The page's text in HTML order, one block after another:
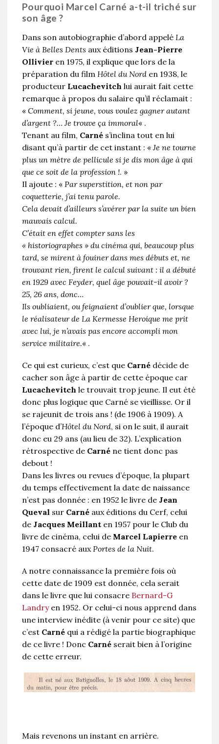
Pourquoi Marcel Carné a-t-il triché sur
son âge ?
Dans son autobiographie d’abord appelé La
Vie à Belles Dents aux éditions Jean-Pierre
Ollivier en 1975, il explique que lors de la
préparation du film Hôtel du Nord en 1938, le
producteur Lucachevitch lui aurait fait cette
remarque à propos du salaire qu’il réclamait :
« Comment, si jeune, vous voulez gagner autant
d’argent ?… Je trouve ça immoral« .
Tenant au film, Carné s’inclina tout en lui
disant qu’à partir de cet instant : « Je ne tourne
plus un mètre de pellicule si je dis mon âge à qui
que ce soit de la profession !. »
Il ajoute : « Par superstition, et non par
coquetterie, j’ai tenu parole.
Cela devait d’ailleurs s’avérer par la suite un bien
mauvais calcul.
C’était en effet compter sans les
« historiographes » du cinéma qui, beaucoup plus
tard, se mirent à fouiner dans mes débuts et, ne
trouvant rien, firent le calcul suivant : il a débuté
en 1929 avec Feyder, quel âge pouvait-il avoir ?
25, 26 ans, donc…
Ils oubliaient, ou feignaient d’oublier que, lorsque
le réalisateur de La Kermesse Heroique me prit
avec lui, je n’avais pas encore accompli mon
service militaire.« .
Ce qui est curieux, c’est que Carné décide de
cacher son âge à partir de cette époque car
Lucachevitch le trouvait trop jeune. Il eut été
donc plus logique que Carné se vieillisse. Or il
se rajeunit de trois ans ! (de 1906 à 1909). A
l’époque d’Hôtel du Nord, si on le suit, il aurait
donc eu 29 ans (au lieu de 32). L’explication
rétrospective de Carné ne tient donc pas
debout !
Dans les livres ou revues d’époque, la plupart
du temps effectivement la date de naissance
n’est pas donnée : en 1952 le livre de Jean
Queval sur Carné aux éditions du Cerf, celui
de Jacques Meillant en 1957 pour le Club du
livre de cinéma, celui de Marcel Lapierre en
1947 consacré aux Portes de la Nuit.
A notre connaissance la première fois où
cette date de 1909 est donnée, cela serait
dans le livre que lui consacre Bernard-G
Landryen 1952. Or celui-ci nous apprend dans
une interview inédite (à venir pour ce site) que
c’est Carné qui a rédigé la partie biographique
de ce livre ! Donc Carné serait bien à l’origine
de cette erreur.
Mais revenons un instant en arrière.